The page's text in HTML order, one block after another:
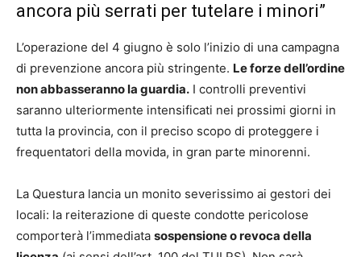
ancora più serrati per tutelare i minori”
L’operazione del 4 giugno è solo l’inizio di una campagna
di prevenzione ancora più stringente. Le forze dell’ordine
non abbasseranno la guardia. I controlli preventivi
saranno ulteriormente intensificati nei prossimi giorni in
tutta la provincia, con il preciso scopo di proteggere i
frequentatori della movida, in gran parte minorenni.
La Questura lancia un monito severissimo ai gestori dei
locali: la reiterazione di queste condotte pericolose
comporterà l’immediata sospensione o revoca della